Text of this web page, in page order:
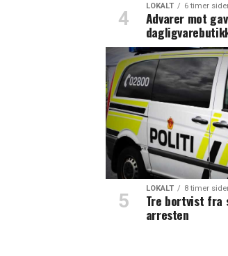
LOKALT 6 timer
Advarer mot
LOKALT 8 timer
Tre bortvist fra
arresten